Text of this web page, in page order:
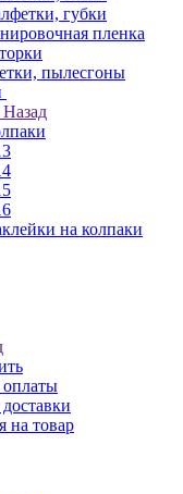
губки
пленка
пылесгоны
Назад
на колпаки
оплаты
на товар